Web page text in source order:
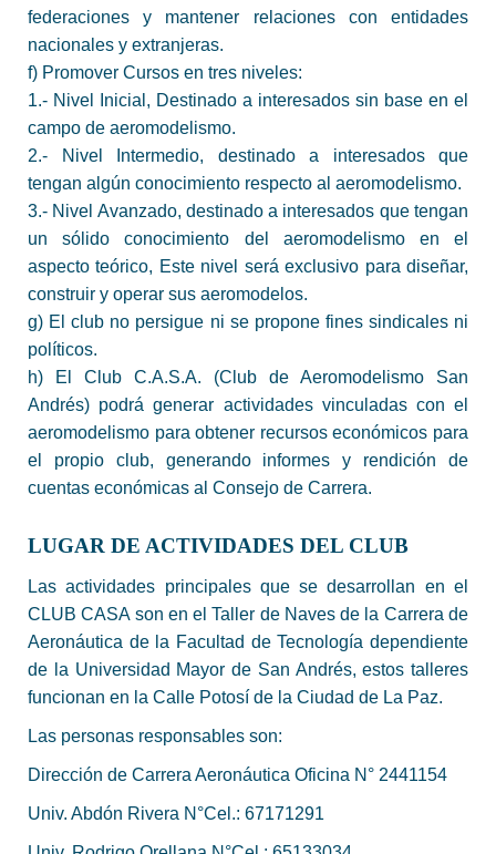
federaciones y mantener relaciones con entidades
nacionales y extranjeras.
f) Promover Cursos en tres niveles:
1.- Nivel Inicial, Destinado a interesados sin base en el
campo de aeromodelismo.
2.- Nivel Intermedio, destinado a interesados que
tengan algún conocimiento respecto al aeromodelismo.
3.- Nivel Avanzado, destinado a interesados que tengan
un sólido conocimiento del aeromodelismo en el
aspecto teórico, Este nivel será exclusivo para diseñar,
construir y operar sus aeromodelos.
g) El club no persigue ni se propone fines sindicales ni
políticos.
h) El Club C.A.S.A. (Club de Aeromodelismo San
Andrés) podrá generar actividades vinculadas con el
aeromodelismo para obtener recursos económicos para
el propio club, generando informes y rendición de
cuentas económicas al Consejo de Carrera.
LUGAR DE ACTIVIDADES DEL CLUB
Las actividades principales que se desarrollan en el
CLUB CASA son en el Taller de Naves de la Carrera de
Aeronáutica de la Facultad de Tecnología dependiente
de la Universidad Mayor de San Andrés, estos talleres
funcionan en la Calle Potosí de la Ciudad de La Paz.
Las personas responsables son:
Dirección de Carrera Aeronáutica Oficina N° 2441154
Univ. Abdón Rivera N°Cel.: 67171291